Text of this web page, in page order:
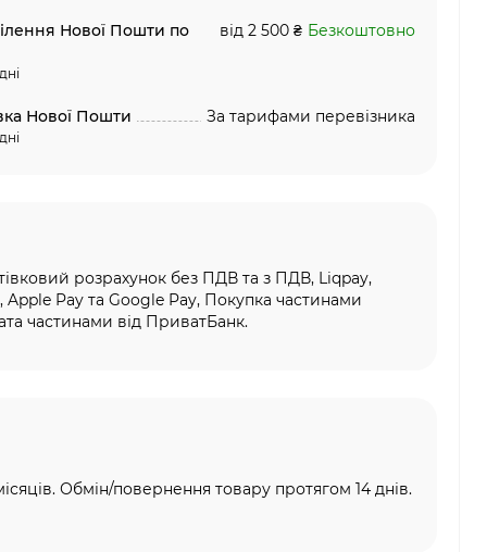
Нової Пошти по від 2 500 ₴ Безкоштовно
Нової Пошти За тарифами перевізника
розрахунок без ПДВ та з ПДВ, Liqpay,
Apple Pay та Google Pay, Покупка частинами
частинами від ПриватБанк.
Обмін/повернення товару протягом 14 днів.